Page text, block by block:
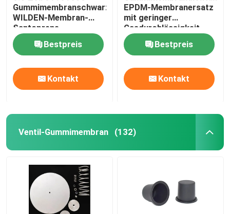
Industrieimpulsventil
Gummimembranschwarzgummimembrangummimuffen
WILDEN-Membran-
Santoprene
Bestpreis
Kontakt
EPDM-Membranersatz
mit geringer
Gasdurchlässigkeit
Code 14
Bestpreis
Kontakt
Ventil-Gummimembran (132)